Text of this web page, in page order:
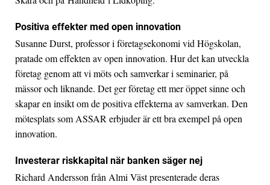
Positiva effekter med open innovation
Susanne Durst, professor i företagsekonomi vid Högskolan,
pratade om effekten av open innovation. Hur det kan utveckla
företag genom att vi möts och samverkar i seminarier, på
mässor och liknande. Det ger företag ett mer öppet sinne och
skapar en insikt om de positiva effekterna av samverkan. Den
mötesplats som ASSAR erbjuder är ett bra exempel på open
innovation.
Investerar riskkapital när banken säger nej
Richard Andersson från Almi Väst presenterade deras